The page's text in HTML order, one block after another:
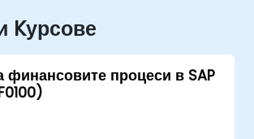
Kурсове
финансовите процеси в SAP